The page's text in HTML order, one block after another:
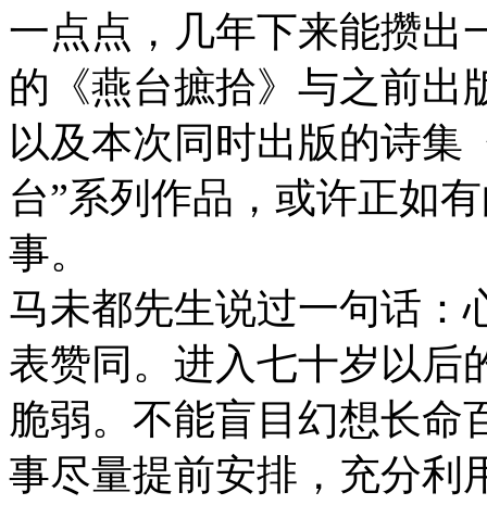
一点点，几年下来能攒出
的《燕台摭拾》与之前出
以及本次同时出版的诗集
台”系列作品，或许正如
事。
马未都先生说过一句话：
表赞同。进入七十岁以后
脆弱。不能盲目幻想长命
事尽量提前安排，充分利